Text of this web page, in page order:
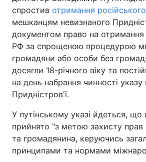
спростив отримання
мешканцям невизнаного
документом право на отримання
РФ за спрощеною процедурою
громадяни або особи без
досягли 18-річного віку та
на день набрання чинності
Придністров'ї.
У путінському указі йдеться, що
прийнято "з метою захисту прав
та громадянина, керуючись
принципами та нормами